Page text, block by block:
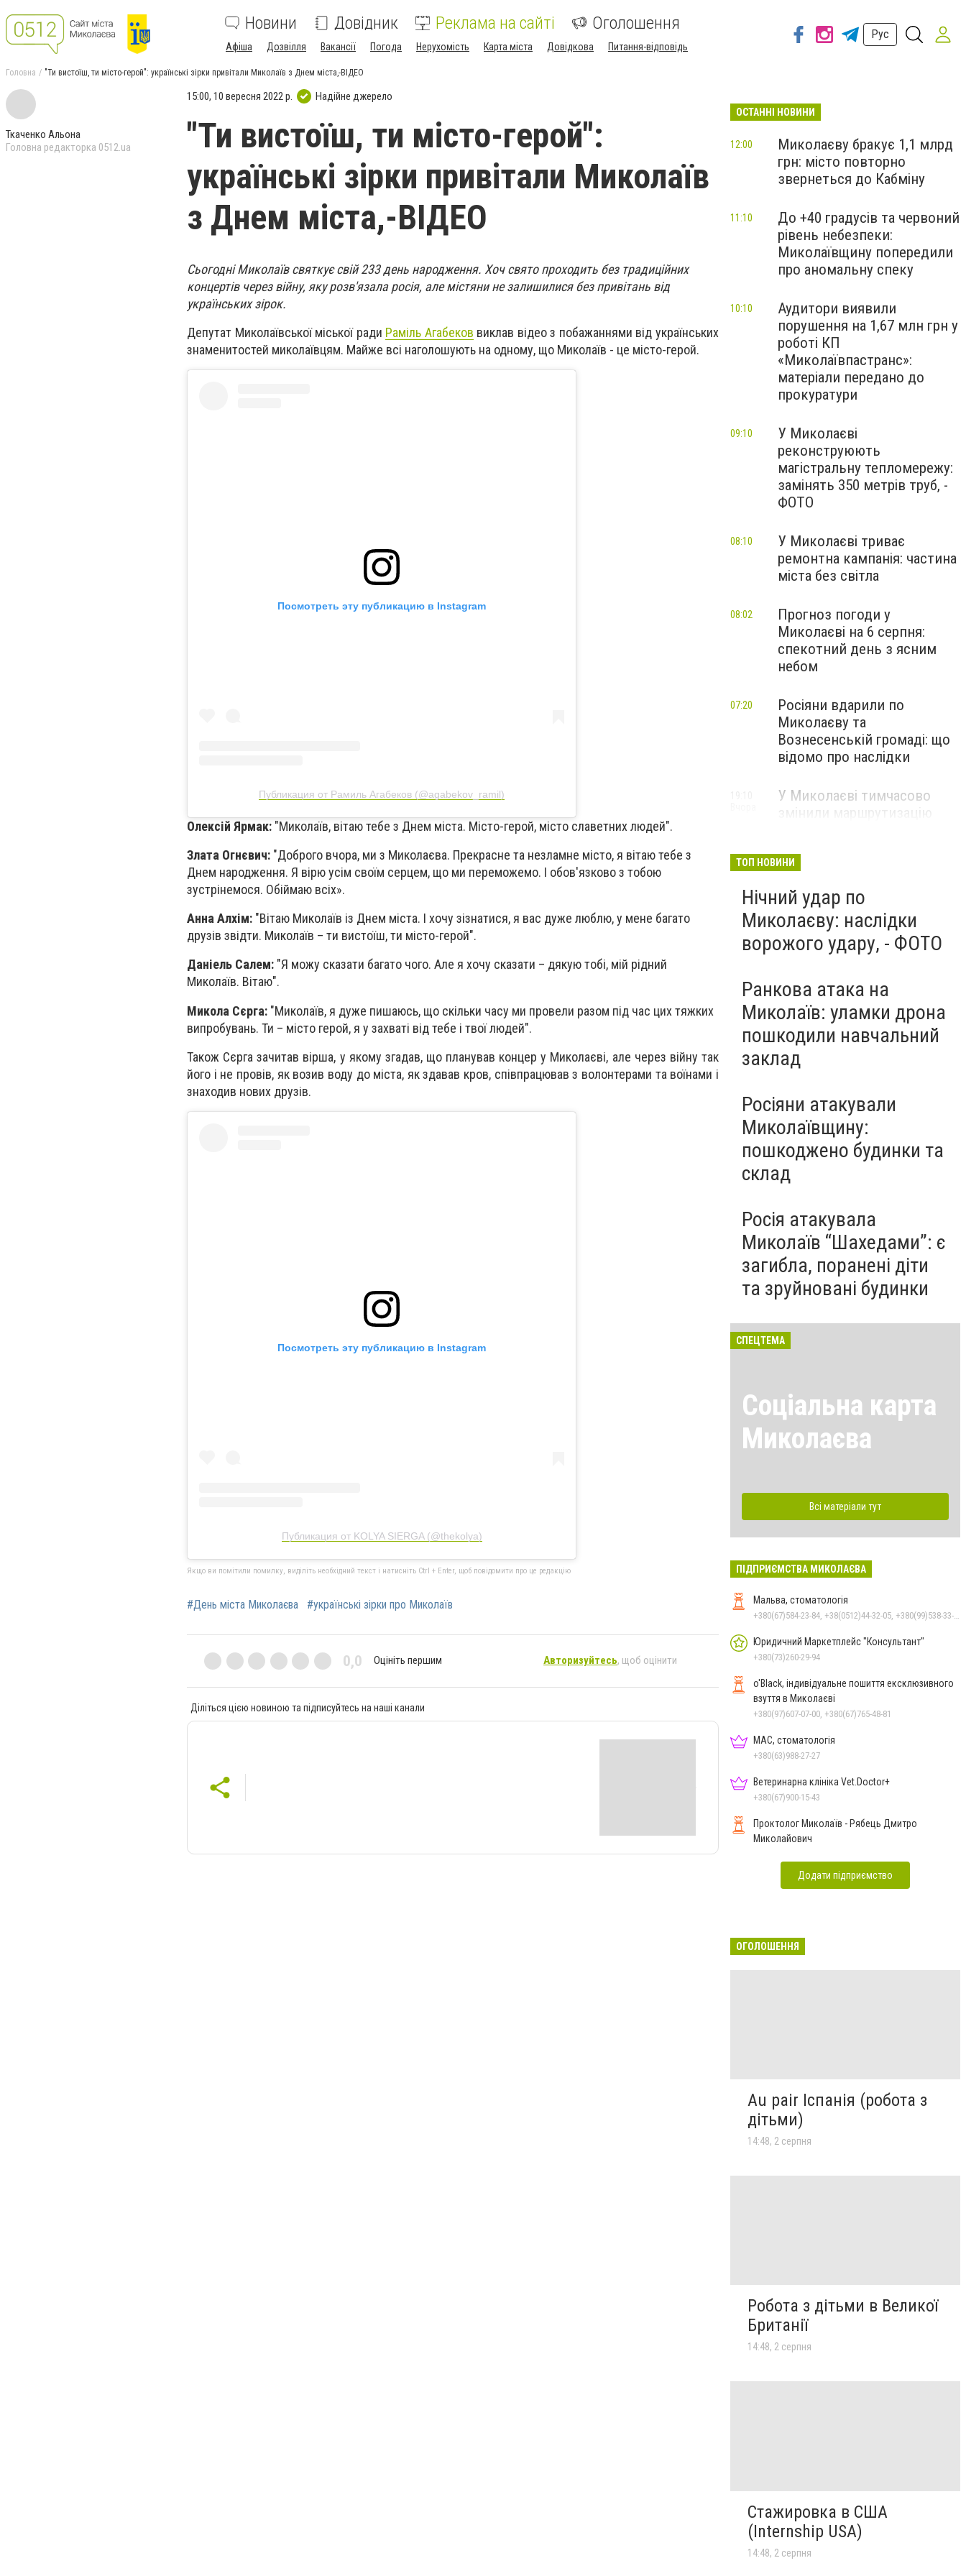
Новини Довідник Реклама на сайті Оголошення
Афіша Дозвілля Вакансії Погода Нерухомість Карта міста Довідкова Питання-відповідь
Рус
Головна "Ти вистоїш, ти місто-герой": українські зірки привітали Миколаїв з Днем міста,-ВІДЕО
Ткаченко Альона
Головна редакторка 0512.ua
15:00, 10 вересня 2022 р. Надійне джерело
"Ти вистоїш, ти місто-герой":
українські зірки привітали Миколаїв
з Днем міста,-ВІДЕО
Сьогодні Миколаїв святкує свій 233 день народження. Хоч свято проходить без традиційних
концертів через війну, яку розв'язала росія, але містяни не залишилися без привітань від
українських зірок.
Депутат Миколаївської міської ради Раміль Агабеков виклав відео з побажаннями від українських
знаменитостей миколаївцям. Майже всі наголошують на одному, що Миколаїв - це місто-герой.
Посмотреть эту публикацию в Instagram
Публикация от Рамиль Агабеков (@agabekov_ramil)
Олексій Ярмак: "Миколаїв, вітаю тебе з Днем міста. Місто-герой, місто славетних людей".
Злата Огнєвич: "Доброго вчора, ми з Миколаєва. Прекрасне та незламне місто, я вітаю тебе з
Днем народження. Я вірю усім своїм серцем, що ми переможемо. І обов'язково з тобою
зустрінемося. Обіймаю всіх».
Анна Алхім: "Вітаю Миколаїв із Днем міста. І хочу зізнатися, я вас дуже люблю, у мене багато
друзів звідти. Миколаїв – ти вистоїш, ти місто-герой".
Даніель Салем: "Я можу сказати багато чого. Але я хочу сказати – дякую тобі, мій рідний
Миколаїв. Вітаю".
Микола Сєрга: "Миколаїв, я дуже пишаюсь, що скільки часу ми провели разом під час цих тяжких
випробувань. Ти – місто герой, я у захваті від тебе і твої людей".
Також Сєрга зачитав вірша, у якому згадав, що планував концер у Миколаєві, але через війну так
його і не провів, як возив воду до міста, якздавав кров, співпрацював з волонтерами та воїнами і
знаходив нових друзів.
Посмотреть эту публикацию в Instagram
Публикация от KOLYA SIERGA (@thekolya)
Якщо ви помітили помилку, виділіть необхідний текст і натисніть Ctrl + Enter, щоб повідомити про це редакцію
#День міста Миколаєва #українські зірки про Миколаїв
0,0 Оцініть першим Авторизуйтесь, щоб оцінити
Діліться цією новиною та підписуйтесь на наші канали
ОСТАННІ НОВИНИ
Миколаєву бракує 1,1 млрд
грн: місто повторно
звернеться до Кабміну
12:00
До +40 градусів та червоний
рівень небезпеки:
Миколаївщину попередили
про аномальну спеку
11:10
Аудитори виявили
порушення на 1,67 млн грн у
роботі КП
«Миколаївпастранс»:
матеріали передано до
прокуратури
10:10
У Миколаєві
реконструюють
магістральну тепломережу:
замінять 350 метрів труб, -
ФОТО
09:10
У Миколаєві триває
ремонтна кампанія: частина
міста без світла
08:10
Прогноз погоди у
Миколаєві на 6 серпня:
спекотний день з ясним
небом
08:02
Росіяни вдарили по
Миколаєву та
Вознесенській громаді: що
відомо про наслідки
07:20
У Миколаєві тимчасово
ТОП НОВИНИ
Нічний удар по
Миколаєву: наслідки
ворожого удару, - ФОТО
Ранкова атака на
Миколаїв: уламки дрона
пошкодили навчальний
заклад
Росіяни атакували
Миколаївщину:
пошкоджено будинки та
склад
Росія атакувала
Миколаїв “Шахедами”: є
загибла, поранені діти
та зруйновані будинки
СПЕЦТЕМА
Соціальна карта
Миколаєва
Всі матеріали тут
ПІДПРИЄМСТВА МИКОЛАЄВА
Мальва, стоматологія
Юридичний Маркетплейс "Консультант"
+380(73)260-29-94
o'Black, індивідуальне пошиття ексклюзивного
взуття в Миколаєві
+380(97)607-07-00, +380(67)765-48-81
МАС, стоматологія
+380(63)988-27-27
Ветеринарна клініка Vet.Doctor+
+380(67)900-15-43
Проктолог Миколаїв - Рябець Дмитро
Миколайович
Додати підприємство
ОГОЛОШЕННЯ
Au pair Іспанія (робота з
дітьми)
14:48, 2 серпня
Робота з дітьми в Великої
Британії
14:48, 2 серпня
Стажировка в США
(Internship USA)
14:48, 2 серпня